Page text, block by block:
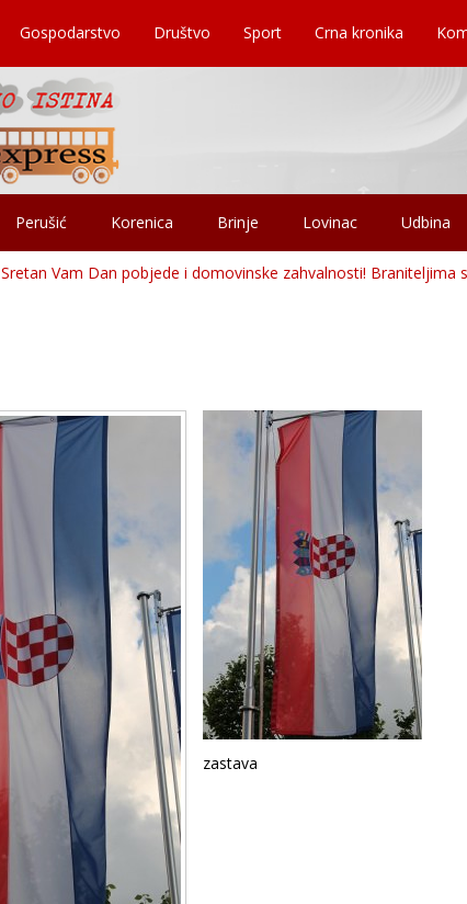
Gospodarstvo Društvo Sport Crna kronika
Perušić Korenica Brinje Lovinac Udbina
Sretan Vam Dan pobjede i domovinske zahvalnosti! Braniteljima
zastava